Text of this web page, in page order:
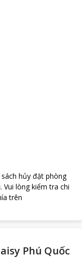
hủy đặt phòng
. Vui lòng kiểm tra chi
trên
Phú Quốc